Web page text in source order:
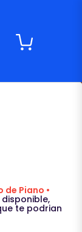
de Piano •
te podrian